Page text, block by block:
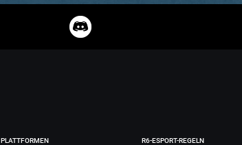
PLATTFORMEN R6-ESPORT-REGELN